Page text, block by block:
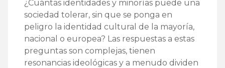
¿Cuántas identidades y minorías puede una
sociedad tolerar, sin que se ponga en
peligro la identidad cultural de la mayoría,
nacional o europea? Las respuestas a estas
preguntas son complejas, tienen
resonancias ideológicas y a menudo dividen